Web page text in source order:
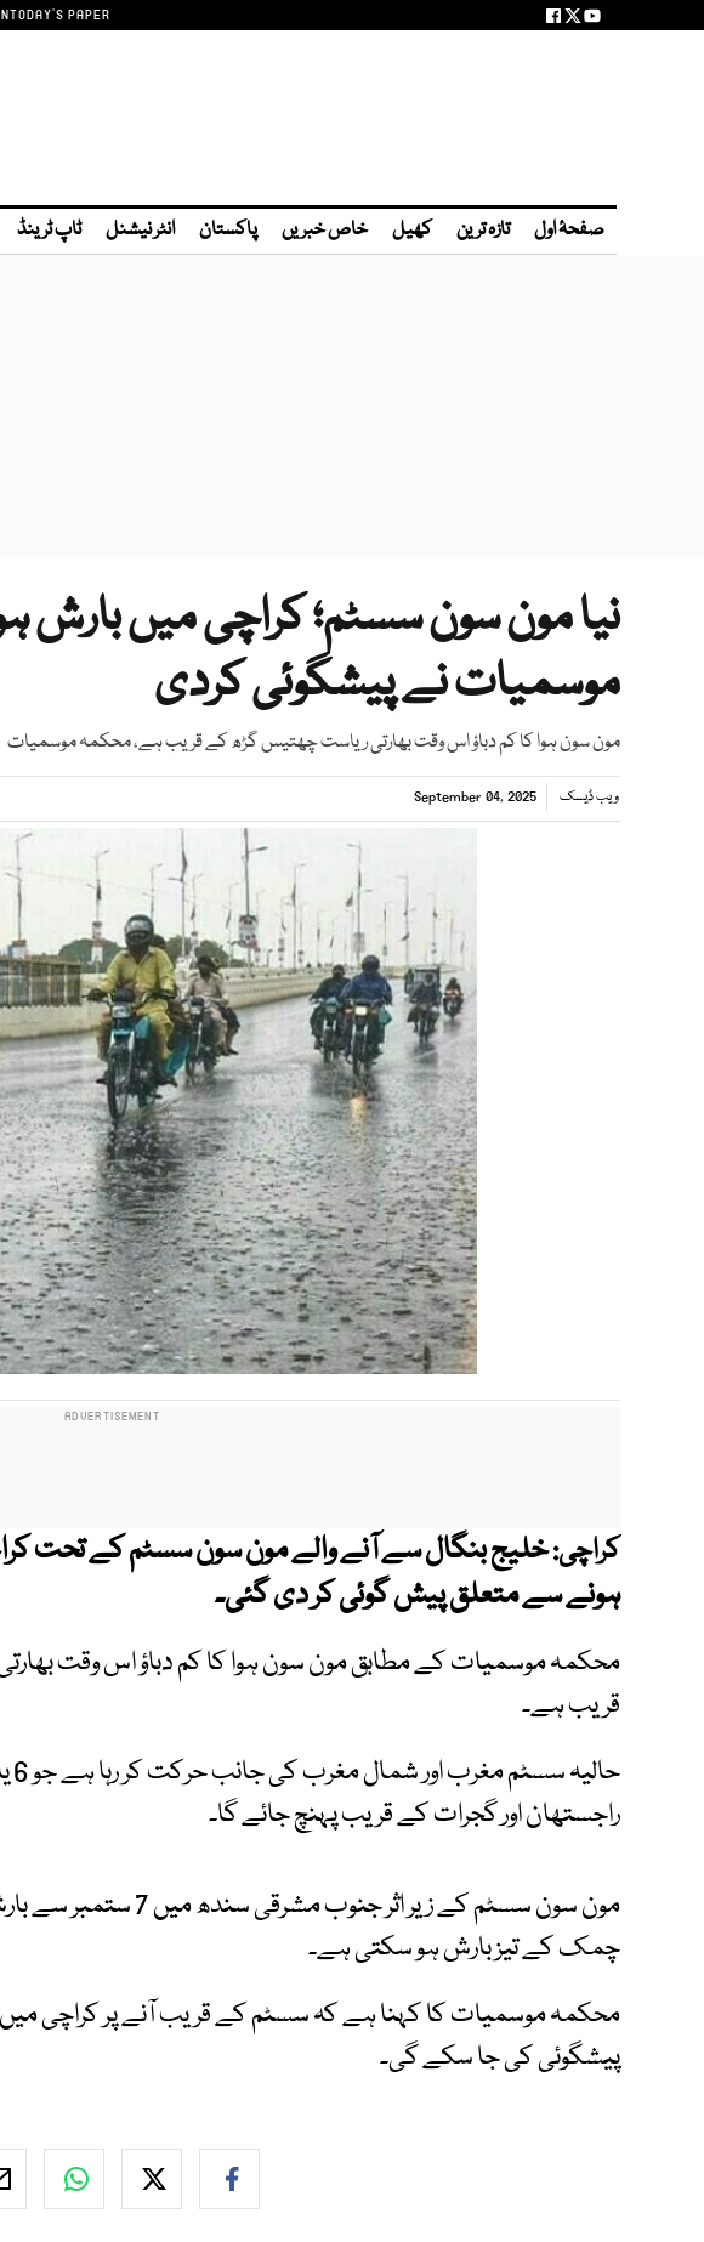
TODAY'S PAPER
صفحۂ اول تازہ ترین کھیل خاص خبریں پاکستان انٹر نیشنل ٹاپ ٹرینڈ
نیا مون سون سسٹم؛ کراچی میں بارش
موسمیات نے پیشگوئی کردی
مون سون ہوا کا کم دباؤ اس وقت بھارتی ریاست چھتیس گڑھ کے قریب ہے، محکمہ موسمیات
ویب ڈیسک September 04, 2025
کراچی:خلیج بنگال سے آنے والے مون سون سسٹم کے تحت
ہونے سے متعلق پیش گوئی کر دی گئی۔
محکمہ موسمیات کے مطابق مون سون ہوا کا کم دباؤ اس وقت
قریب ہے۔
راجستھان اور گجرات کے قریب پہنچ جائے گا۔
مون سون سسٹم کے زیر اثر
چمک کے تیز بارش ہو سکتی ہے۔
محکمہ موسمیات کا کہنا ہے کہ سسٹم کے قریب آنے پر کراچی
پیشگوئی کی جا سکے گی۔